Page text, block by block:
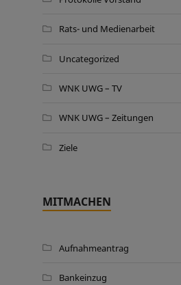
Rats- und Medienarbeit
Uncategorized
WNK UWG – TV
WNK UWG – Zeitungen
Ziele
MITMACHEN
Aufnahmeantrag
Bankeinzug